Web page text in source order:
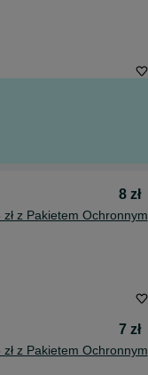
8 zł
zł z Pakietem Ochronnym
7 zł
zł z Pakietem Ochronnym